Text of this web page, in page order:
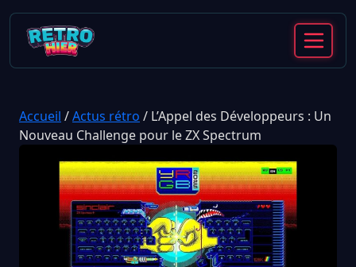
Accueil /Actus rétro / L’Appel des Développeurs : Un
Nouveau Challenge pour le ZX Spectrum